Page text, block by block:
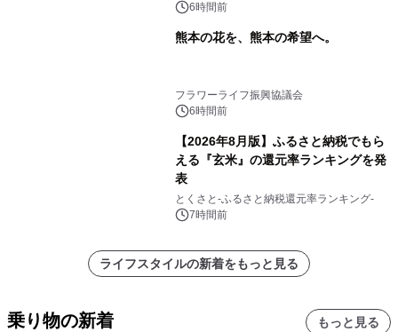
6時間前
熊本の花を、熊本の希望へ。
フラワーライフ振興協議会
6時間前
【2026年8月版】ふるさと納税でもら
える『玄米』の還元率ランキングを発
表
とくさと-ふるさと納税還元率ランキング-
7時間前
ライフスタイルの新着をもっと見る
乗り物の新着 もっと見る